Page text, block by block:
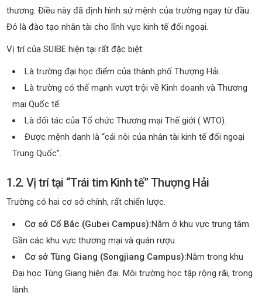
thương. Điều này đã định hình sứ mệnh của trường ngay từ đầu.
Đó là đào tạo nhân tài cho lĩnh vực kinh tế đối ngoại.
Vị trí của SUIBE hiện tại rất đặc biệt:
Là trường đại học điểm của thành phố Thượng Hải.
Là trường có thế mạnh vượt trội về Kinh doanh và Thương
mại Quốc tế.
Là đối tác của Tổ chức Thương mại Thế giới ( WTO).
Được mệnh danh là “cái nôi của nhân tài kinh tế đối ngoại
Trung Quốc”.
1.2. Vị trí tại “Trái tim Kinh tế” Thượng Hải
Trường có hai cơ sở chính, rất chiến lược.
Cơ sở Cổ Bắc (Gubei Campus):Nằm ở khu vực trung tâm.
Gần các khu vực thương mại và quán rượu.
Cơ sở Tùng Giang (Songjiang Campus):Nằm trong khu
Đại học Tùng Giang hiện đại. Môi trường học tập rộng rãi, trong
lành.